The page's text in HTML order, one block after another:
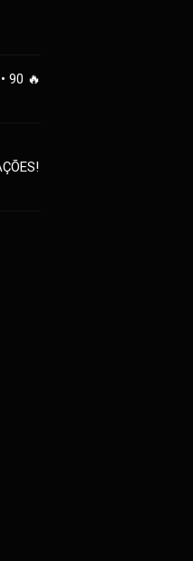
90 🔥